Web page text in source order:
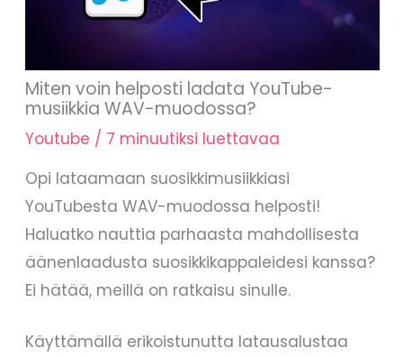
Miten voin helposti ladata YouTube-
musiikkia WAV-muodossa?
Youtube / 7 minuutiksi luettavaa
Opi lataamaan suosikkimusiikkiasi
YouTubesta WAV-muodossa helposti!
Haluatko nauttia parhaasta mahdollisesta
äänenlaadusta suosikkikappaleidesi kanssa?
Ei hätää, meillä on ratkaisu sinulle.
Käyttämällä erikoistunutta latausalustaa